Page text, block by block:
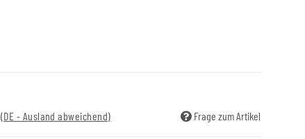
(DE - Ausland abweichend) Frage zum Artikel